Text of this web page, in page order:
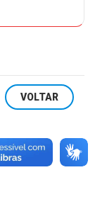
VOLTAR